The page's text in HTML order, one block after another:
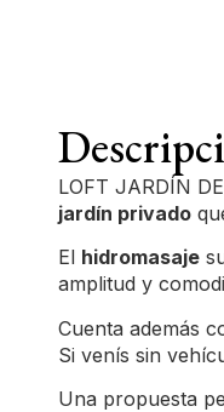
LOFT JARDÍN
jardín privado
El hidromasaje
amplitud y
Cuenta además
Si venís sin
Una propuesta